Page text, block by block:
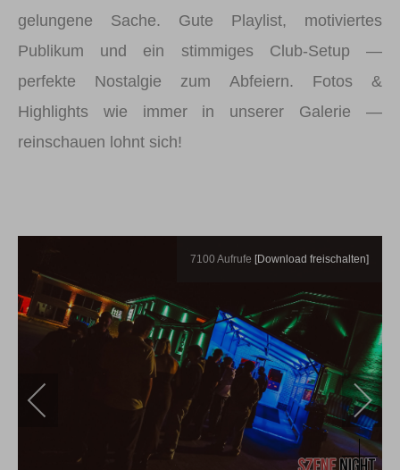
gelungene Sache. Gute Playlist, motiviertes
Publikum und ein stimmiges Club-Setup —
perfekte Nostalgie zum Abfeiern. Fotos &
Highlights wie immer in unserer Galerie —
reinschauen lohnt sich!
7100 Aufrufe [Download freischalten]